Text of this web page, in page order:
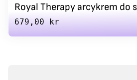
Royal Therapy arcykrem do
Regular price
679,00 kr